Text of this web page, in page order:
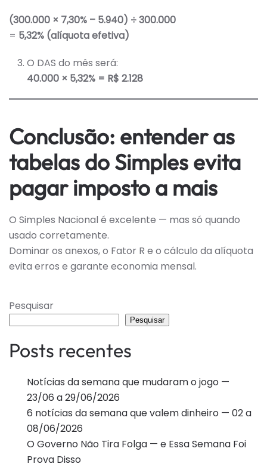
(300.000 × 7,30% – 5.940) ÷ 300.000
= 5,32% (alíquota efetiva)
O DAS do mês será:
40.000 × 5,32% = R$ 2.128
Conclusão: entender as
tabelas do Simples evita
pagar imposto a mais
O Simples Nacional é excelente — mas só quando
usado corretamente.
Dominar os anexos, o Fator R e o cálculo da alíquota
evita erros e garante economia mensal.
Pesquisar
Pesquisar
Posts recentes
Notícias da semana que mudaram o jogo —
23/06 a 29/06/2026
6 notícias da semana que valem dinheiro — 02 a
08/06/2026
O Governo Não Tira Folga — e Essa Semana Foi
Prova Disso